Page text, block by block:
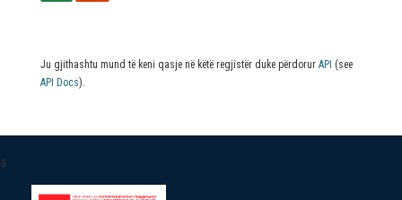
Ju gjithashtu mund të keni qasje në këtë regjistër duke përdorur API (see
API Docs).
a